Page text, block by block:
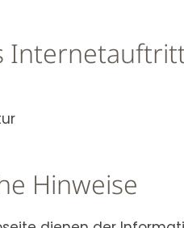
Hinweise